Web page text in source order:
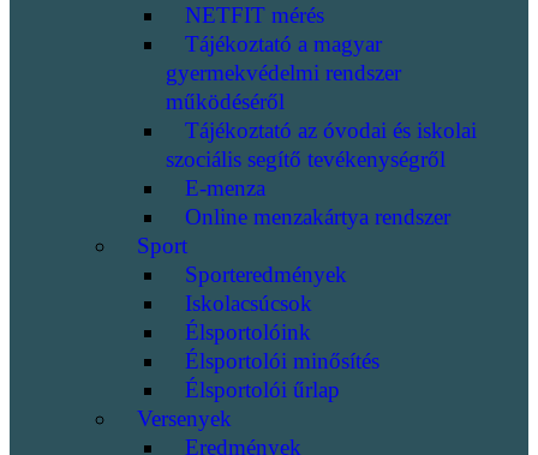
NETFIT mérés
Tájékoztató a magyar
gyermekvédelmi rendszer
működéséről
Tájékoztató az óvodai és iskolai
szociális segítő tevékenységről
E-menza
Online menzakártya rendszer
Sport
Sporteredmények
Iskolacsúcsok
Élsportolóink
Élsportolói minősítés
Élsportolói űrlap
Versenyek
Eredmények